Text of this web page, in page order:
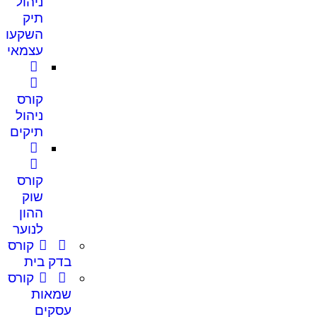
תיק
עצמאי
קורס
ניהול
תיקים
קורס
שוק
ההון
לנוער
קורס
בדק בית
קורס
שמאות
עסקים